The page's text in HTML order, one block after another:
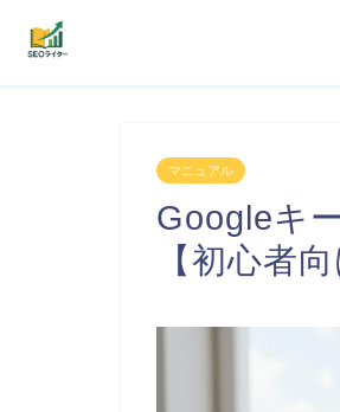
マニュアル
Googleキ
【初心者